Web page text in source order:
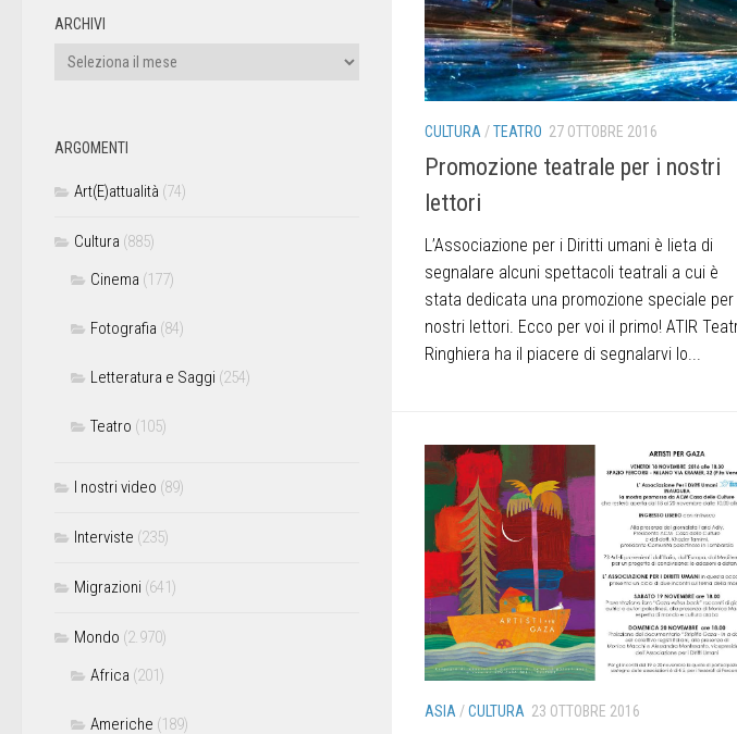
CULTURA /TEATRO 27 OTTOBRE 2016
Promozione teatrale per i nostri
lettori
L’Associazione per i Diritti umani è lieta di
segnalare alcuni spettacoli teatrali a cui è
stata dedicata una promozione speciale per
nostri lettori. Ecco per voi il primo! ATIR
Ringhiera ha il piacere di segnalarvi lo...
ASIA /CULTURA 23 OTTOBRE 2016
ARCHIVI
ARGOMENTI
Art(E)attualità (74)
Cultura (885)
Cinema (177)
Fotografia (84)
Letteratura e Saggi (254)
Teatro (105)
I nostri video (89)
Interviste (235)
Migrazioni (641)
Mondo (2.970)
Africa (201)
Americhe (189)